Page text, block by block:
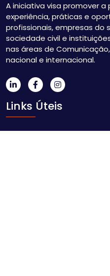
A iniciativa visa promover a
experiência, práticas e
profissionais, empresas do
sociedade civil e
nas áreas de
nacional e internacional.
Links Úteis